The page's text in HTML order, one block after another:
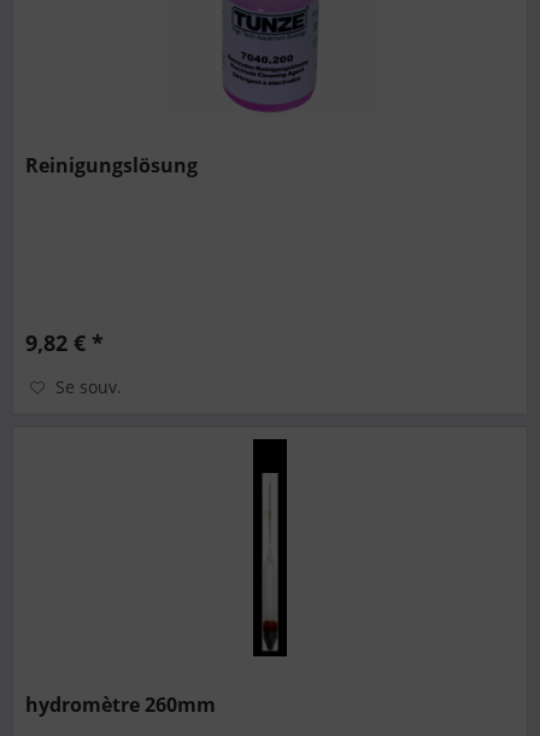
Reinigungslösung
9,82 € *
Se souv.
hydromètre 260mm